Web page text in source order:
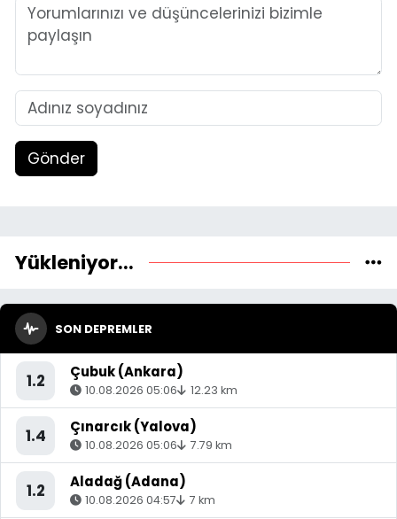
Gönder
Yükleniyor...
SON DEPREMLER
1.2 Çubuk (Ankara)
10.08.2026 05:06 12.23 km
1.4 Çınarcık (Yalova)
10.08.2026 05:06 7.79 km
1.2 Aladağ (Adana)
10.08.2026 04:57 7 km